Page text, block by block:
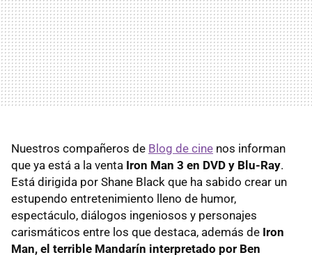
Nuestros compañeros de Blog de cine nos informan
que ya está a la venta Iron Man 3 en DVD y Blu-Ray.
Está dirigida por Shane Black que ha sabido crear un
estupendo entretenimiento lleno de humor,
espectáculo, diálogos ingeniosos y personajes
carismáticos entre los que destaca, además de Iron
Man, el terrible Mandarín interpretado por Ben